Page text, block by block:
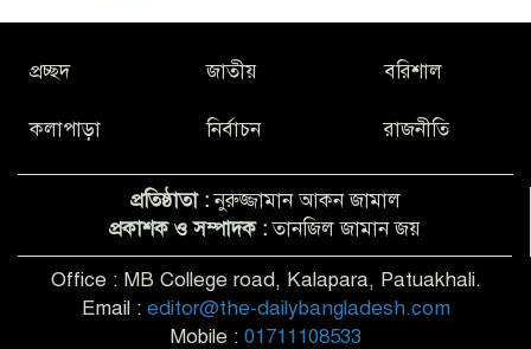
প্রচ্ছদ জাতীয় বরিশাল
কলাপাড়া নির্বাচন রাজনীতি
প্রতিষ্ঠাতা :নুরুজ্জামান আকন জামাল
প্রকাশক ও সম্পাদক :তানজিল জামান জয়
Office : MB College road, Kalapara, Patuakhali.
Email : editor@the-dailybangladesh.com
Mobile : 01711108533